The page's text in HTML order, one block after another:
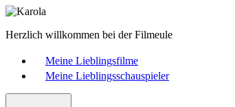
Herzlich willkommen bei der Filmeule
Meine Lieblingsfilme
Meine Lieblingsschauspieler